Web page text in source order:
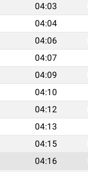
04:03
04:04
04:06
04:07
04:09
04:10
04:12
04:13
04:15
04:16